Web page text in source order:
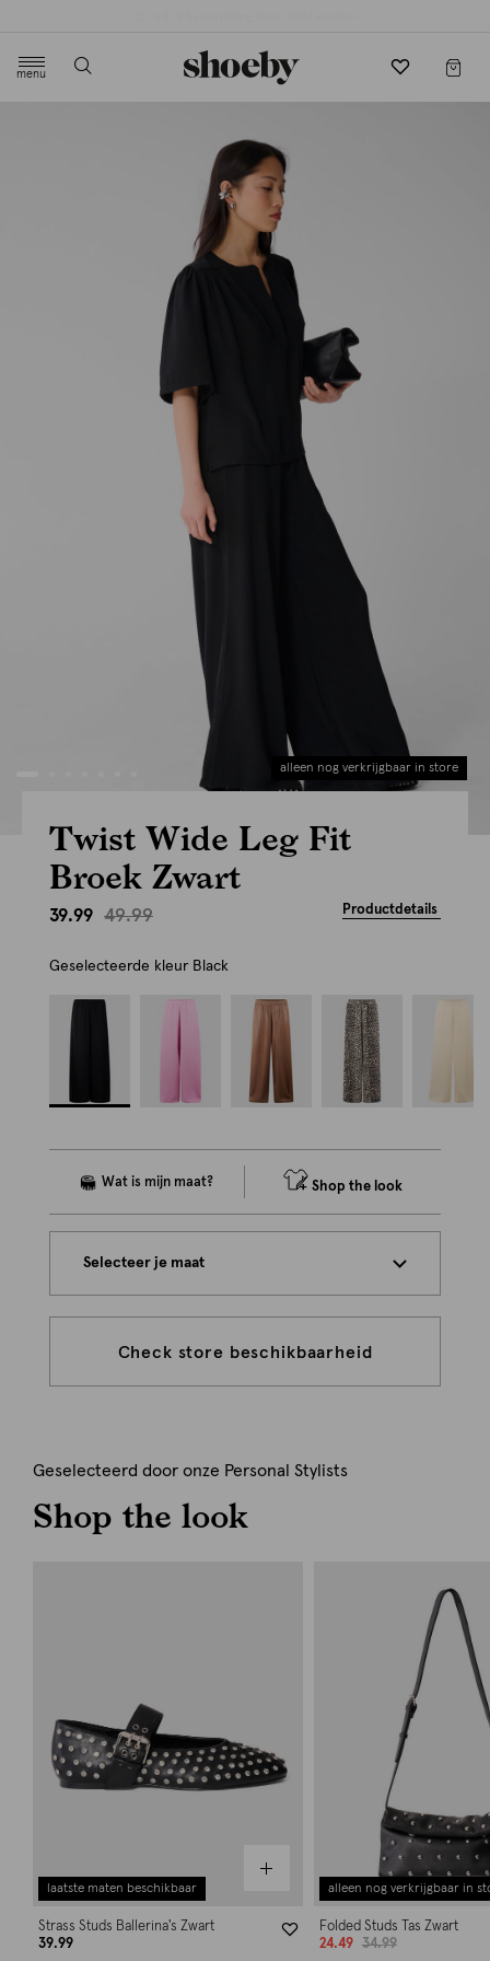
menu
alleen nog verkrijgbaar in store
Twist Wide Leg Fit
Broek Zwart
39.99 49.99 Productdetails
Geselecteerde kleur Black
Shop the look
Selecteer je maat
Check store beschikbaarheid
Geselecteerd door onze Personal Stylists
Shop the look
laatste maten beschikbaar
Strass Studs Ballerina's Zwart
39.99
alleen nog verkrijgbaar in
Folded Studs Tas Zwart
24.49
34.99